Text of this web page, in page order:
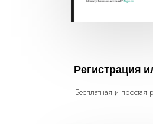
Регистрация
Бесплатная и простая